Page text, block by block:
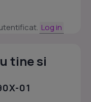
Log in
tine si
01